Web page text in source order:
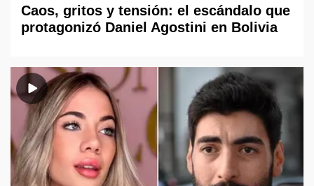
Caos, gritos y tensión: el escándalo que
protagonizó Daniel Agostini en Bolivia